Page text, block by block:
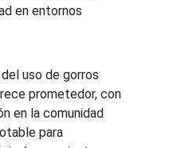
en entornos
uso de gorros
prometedor, con
en la comunidad
para